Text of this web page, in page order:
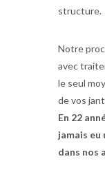
structure.
Notre
avec
le seul
de vos
En 22
jamais eu
dans nos